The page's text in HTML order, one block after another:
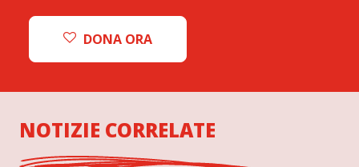
DONA ORA
NOTIZIE CORRELATE